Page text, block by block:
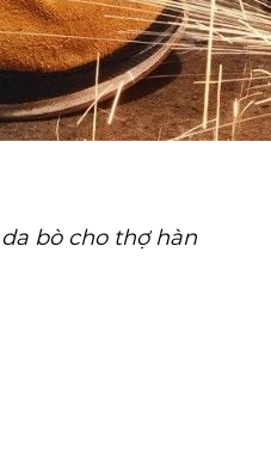
bò cho thợ hàn